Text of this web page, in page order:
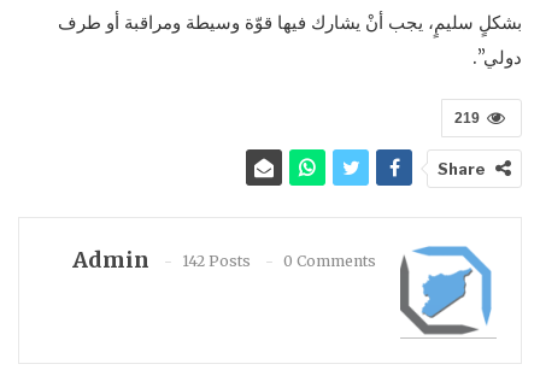
بشكلٍ سليمٍ، يجب أنْ يشارك فيها قوّة وسيطة ومراقبة أو طرف
دولي”.
219
Share
Admin 142 Posts 0 Comments